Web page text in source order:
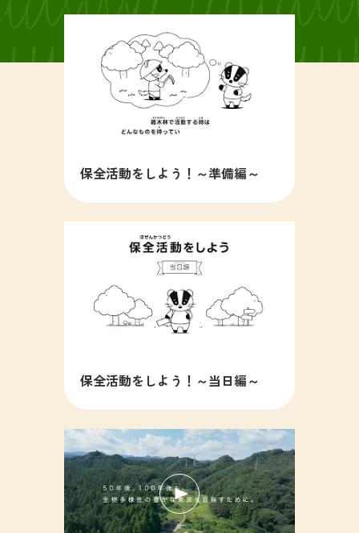
保全活動をしよう！～準備編～
保全活動をしよう！～当日編～